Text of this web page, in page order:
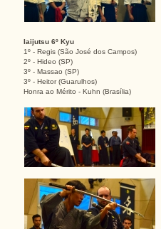
Iaijutsu 6º Kyu
1º - Regis (São José dos Campos)
2º - Hideo (SP)
3º - Massao (SP)
3º - Heitor (Guarulhos)
Honra ao Mérito - Kuhn (Brasília)